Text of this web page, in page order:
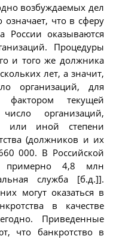
возбуждаемых дел
означает, что в сферу
России оказываются
Процедуры
и того же должника
лет, а значит,
организаций, для
фактором текущей
организаций,
или иной степени
(должников и их
000. В Российской
примерно 4,8 млн
служба [б.д.]].
могут оказаться в
в качестве
Приведенные
что банкротство в